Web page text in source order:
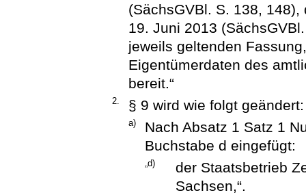
(SächsGVBl. S. 138,
19. Juni 2013
jeweils geltenden
Eigentümerdaten des
bereit.“
2. § 9 wird wie folgt geändert:
a)
Nach Absatz 1 Satz 1
Buchstabe d eingefügt:
„d)
der Staatsbetrieb
Sachsen,“.